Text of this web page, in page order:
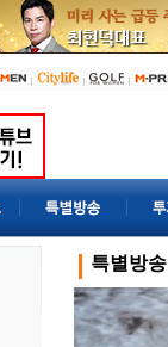
특별방송